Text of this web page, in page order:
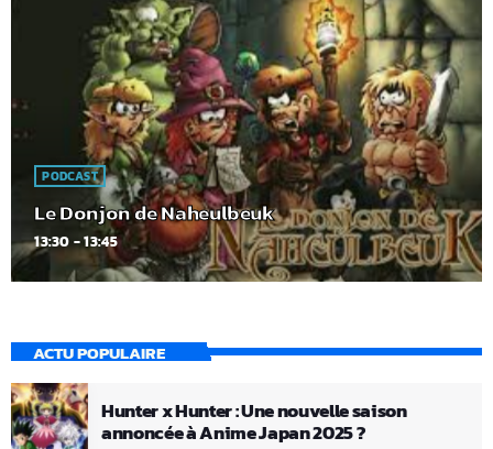
PODCAST
Le Donjon de Naheulbeuk
13:30 - 13:45
ACTU POPULAIRE
Hunter x Hunter : Une nouvelle saison
annoncée à Anime Japan 2025 ?